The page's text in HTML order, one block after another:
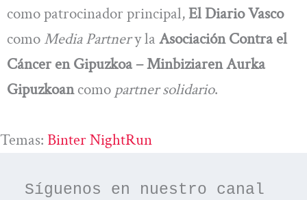
como patrocinador principal,El Diario Vasco
como Media Partnery la Asociación Contra el
Cáncer en Gipuzkoa – Minbiziaren Aurka
Gipuzkoancomo partner solidario.
Temas: Binter NightRun
Síguenos en nuestro canal